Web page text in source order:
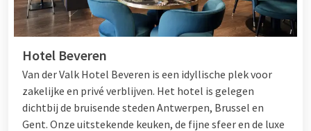
Hotel Beveren
Van der Valk Hotel Beveren is een idyllische plek voor
zakelijke en privé verblijven. Het hotel is gelegen
dichtbij de bruisende steden Antwerpen, Brussel en
Gent. Onze uitstekende keuken, de fijne sfeer en de luxe